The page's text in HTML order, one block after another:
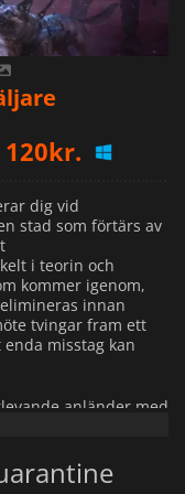
104kr.
120kr.
115kr.
dig vid
stad som förtärs av
i teorin och
kommer igenom,
innan
tvingar fram ett
misstag kan
anländer med
vara synliga eller
på infektion,
beteende.